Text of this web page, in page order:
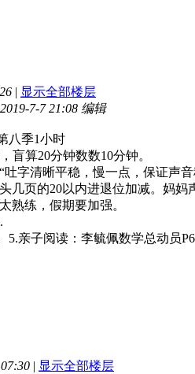
| 显示全部楼层
7-7 21:08 编辑
八季1小时
盲算20分钟数数10分钟。
字清晰平稳，慢一点，保证声
几页的20以内进退位加减。妈
熟练，假期要加强。
5.亲子阅读：李毓佩数学总动员
| 显示全部楼层